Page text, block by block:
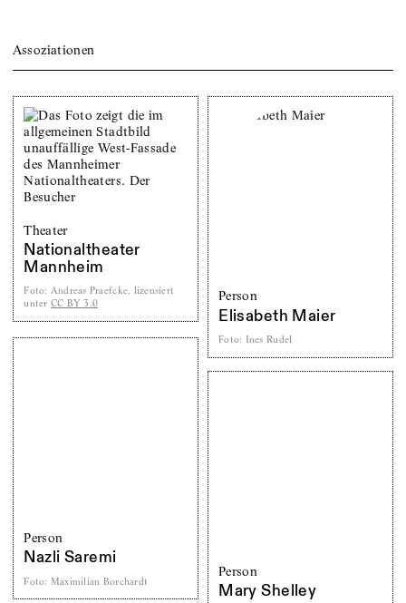
Assoziationen
Theater
Nationaltheater
Mannheim
Foto: Andreas Praefcke, lizensiert
unter CC BY 3.0 Person
Elisabeth Maier
Foto: Ines Rudel
Person
Nazli Saremi
Foto: Maximilian Borchardt
Person
Mary Shelley